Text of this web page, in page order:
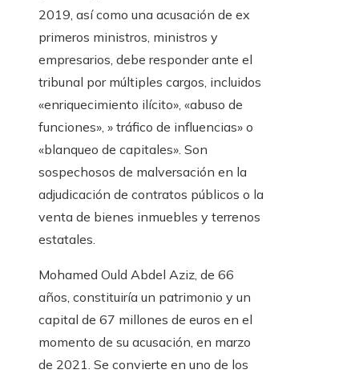
2019, así como una acusación de ex
primeros ministros, ministros y
empresarios, debe responder ante el
tribunal por múltiples cargos, incluidos
«enriquecimiento ilícito», «abuso de
funciones», » tráfico de influencias» o
«blanqueo de capitales». Son
sospechosos de malversación en la
adjudicación de contratos públicos o la
venta de bienes inmuebles y terrenos
estatales.
Mohamed Ould Abdel Aziz, de 66
años, constituiría un patrimonio y un
capital de 67 millones de euros en el
momento de su acusación, en marzo
de 2021. Se convierte en uno de los